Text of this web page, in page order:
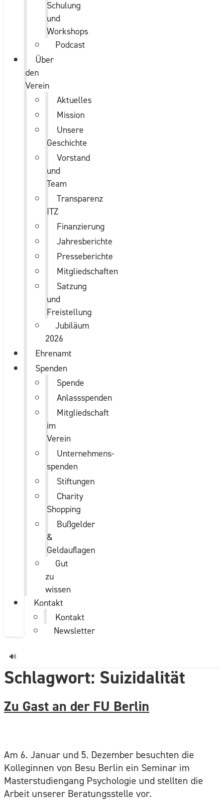
Schulung
und
Workshops
Podcast
Über
den
Verein
Aktuelles
Mission
Unsere
Geschichte
Vorstand
und
Team
Transparenz
ITZ
Finanzierung
Jahresberichte
Presseberichte
Mitgliedschaften
Satzung
und
Freistellung
Jubiläum
2026
Ehrenamt
Spenden
Spende
Anlassspenden
Mitgliedschaft
im
Verein
Unternehmens­
spenden
Stiftungen
Charity
Shopping
Bußgelder
&
Geldauflagen
Gut
zu
wissen
Kontakt
Kontakt
Newsletter
🔊
Schlagwort: Suizidalität
Zu Gast an der FU Berlin
Am 6. Januar und 5. Dezember besuchten die
Kolleginnen von Besu Berlin ein Seminar im
Masterstudiengang Psychologie und stellten die
Arbeit unserer Beratungsstelle vor.